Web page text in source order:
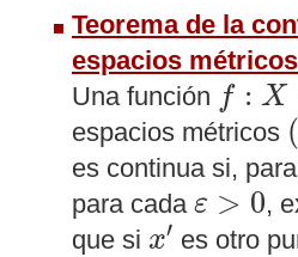
Teorema de la
espacios métricos
Una función f : X
f:X→Y
espacios métricos (
(
es continua si,
para cada ε > 0
ε >0 ,
que si x′
x′ es otro